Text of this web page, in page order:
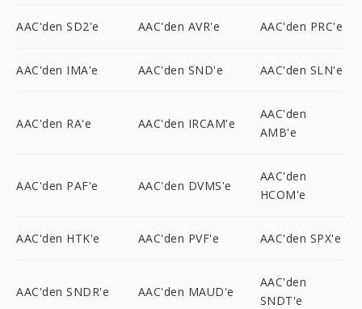
AAC'den SD2'e AAC'den AVR'e AAC'den PRC'e
AAC'den IMA'e AAC'den SND'e AAC'den SLN'e
AAC'den RA'e AAC'den IRCAM'e
AAC'den
AMB'e
AAC'den PAF'e AAC'den DVMS'e
AAC'den
HCOM'e
AAC'den HTK'e AAC'den PVF'e AAC'den SPX'e
AAC'den SNDR'e AAC'den MAUD'e
AAC'den
SNDT'e